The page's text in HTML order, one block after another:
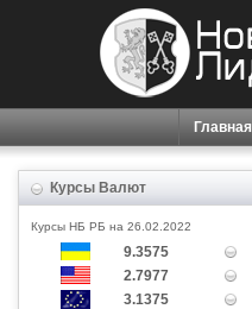
Главная
Курсы Валют
Курсы НБ РБ на 26.02.2022
9.3575
2.7977
3.1375